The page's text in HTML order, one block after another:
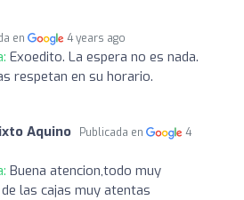
en 4 years ago
Exoedito. La espera no es nada.
respetan en su horario.
Aquino Publicada en
4
Buena atencion,todo muy
las cajas muy atentas